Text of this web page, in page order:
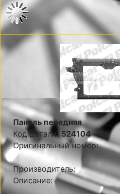
Панель передняя
Код детали: 524104
Оригинальный номер:
Производитель:
Описание: